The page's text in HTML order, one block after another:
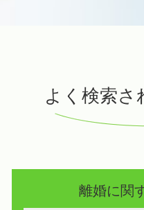
よく検索さ
離婚に関